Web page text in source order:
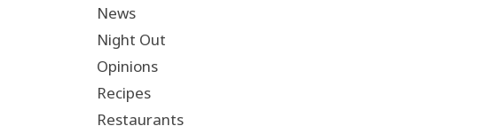
News
Night Out
Opinions
Recipes
Restaurants